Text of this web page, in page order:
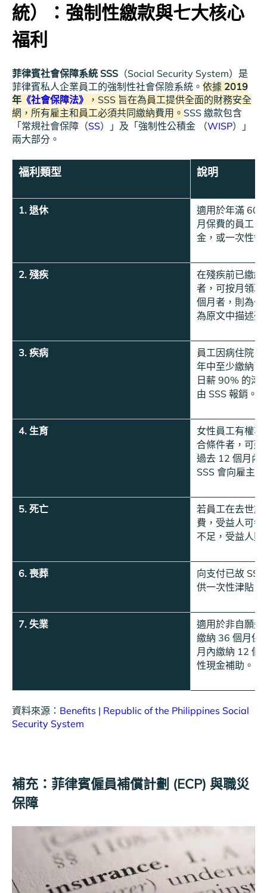
統）：強制性繳款與七大核心
福利
菲律賓社會保障系統 SSS （Social Security System）是
菲律賓私人企業員工的強制性社會保險系統。 依據 2019
年 《社會保障法》
，SSS 旨在為員工提供全面的財務安全
網，所有雇主和員工必須共同繳納費用。 SSS 繳款包含
「常規社會保障（SS）」及「強制性公積金 （WISP）」
兩大部分。
福利類型 說明
1. 退休
適用於年滿 60
月保費的員工
金，或一次性領
2. 殘疾
在殘疾前已繳
者，可按月領
個月者，則為一
為原文中描述殘
3. 疾病
員工因病住院 3
年中至少繳納了
日薪 90% 的津
由 SSS 報銷。
4. 生育
女性員工有權
合條件者，可
過去 12 個月內
SSS 會向雇主
5. 死亡
若員工在去世
費，受益人可
不足，受益人
6. 喪葬
向支付已故
供一次性津貼。
7. 失業
適用於非自願失
繳納 36 個月保
月內繳納 12 個
性現金補助。
資料來源： Benefits | Republic of the Philippines Social
Security System
補充：菲律賓僱員補償計劃 (ECP) 與職災
保障